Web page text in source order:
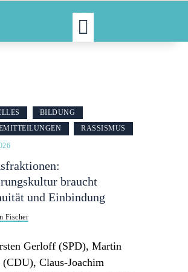
BILDUNG
RASSISMUS
braucht
und Einbindung
Fischer
Gerloff (SPD), Martin
(CDU), Claus-Joachim